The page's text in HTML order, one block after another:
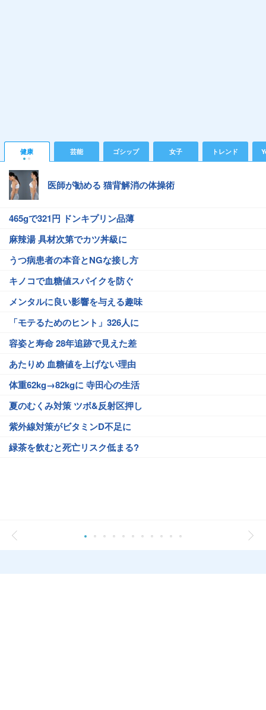
健康 芸能 ゴシップ 女子 トレンド
医師が勧める 猫背解消の体操術
465gで321円 ドンキプリン品薄
麻辣湯 具材次第でカツ丼級に
うつ病患者の本音とNGな接し方
キノコで血糖値スパイクを防ぐ
メンタルに良い影響を与える趣味
「モテるためのヒント」326人に
容姿と寿命 28年追跡で見えた差
あたりめ 血糖値を上げない理由
体重62kg→82kgに 寺田心の生活
夏のむくみ対策 ツボ&反射区押し
紫外線対策がビタミンD不足に
緑茶を飲むと死亡リスク低まる?